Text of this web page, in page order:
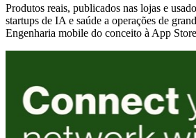
Produtos reais, publicados nas lojas e
startups de IA e saúde a operações de
Engenharia mobile do conceito à App